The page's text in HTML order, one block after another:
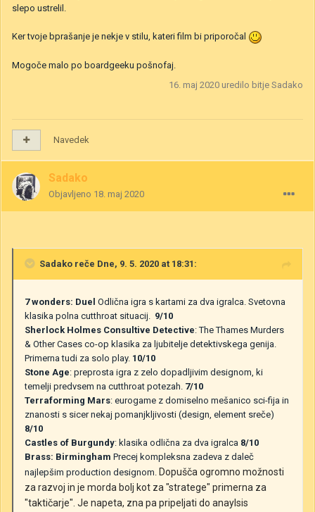
slepo ustrelil.
Ker tvoje bprašanje je nekje v stilu, kateri film bi priporočal
Mogoče malo po boardgeeku pošnofaj.
16. maj 2020 uredilo bitje Sadako
Navedek
Sadako
Objavljeno 18. maj 2020
Sadako reče Dne, 9. 5. 2020 at 18:31:
7 wonders: Duel Odlična igra s kartami za dva igralca. Svetovna
klasika polna cutthroat situacij. 9/10
Sherlock Holmes Consultive Detective: The Thames Murders
& Other Cases co-op klasika za ljubitelje detektivskega genija.
Primerna tudi za solo play. 10/10
Stone Age: preprosta igra z zelo dopadljivim designom, ki
temelji predvsem na cutthroat potezah. 7/10
Terraforming Mars: eurogame z domiselno mešanico sci-fija in
znanosti s sicer nekaj pomanjkljivosti (design, element sreče)
8/10
Castles of Burgundy: klasika odlična za dva igralca 8/10
Brass: Birmingham Precej kompleksna zadeva z daleč
najlepšim production designom. Dopušča ogromno možnosti
za razvoj in je morda bolj kot za "stratege" primerna za
"taktičarje". Je napeta, zna pa pripeljati do anaylsis